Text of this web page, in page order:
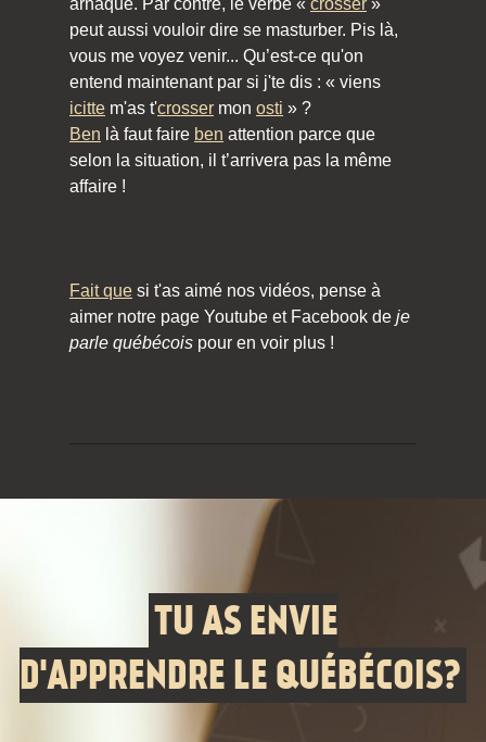
peut aussi vouloir dire se masturber. Pis là,
vous me voyez venir... Qu’est-ce qu'on
entend maintenant par si j'te dis : « viens
icitte m'as t'crosser mon osti » ?
Ben là faut faire ben attention parce que
selon la situation, il t’arrivera pas la même
affaire !
Fait que si t'as aimé nos vidéos, pense à
aimer notre page Youtube et Facebook de je
parle québécois pour en voir plus !
TU AS ENVIE
D'APPRENDRE LE QUÉBÉCOIS?